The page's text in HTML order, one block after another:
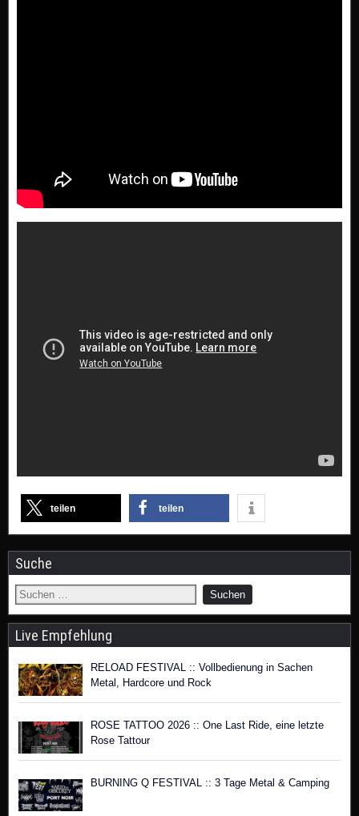
teilen teilen
Suche
Live Empfehlung
RELOAD FESTIVAL :: Vollbedienung in Sachen
Metal, Hardcore und Rock
ROSE TATTOO 2026 :: One Last Ride, eine letzte
Rose Tattour
BURNING Q FESTIVAL :: 3 Tage Metal & Camping